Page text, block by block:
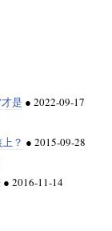
是 ● 2022-09-17
？ ● 2015-09-28
● 2016-11-14